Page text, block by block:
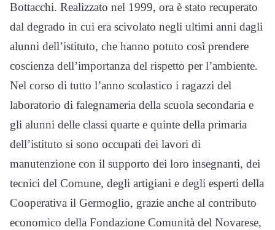
Bottacchi. Realizzato nel 1999, ora è stato recuperato
dal degrado in cui era scivolato negli ultimi anni dagli
alunni dell’istituto, che hanno potuto così prendere
coscienza dell’importanza del rispetto per l’ambiente.
Nel corso di tutto l’anno scolastico i ragazzi del
laboratorio di falegnameria della scuola secondaria e
gli alunni delle classi quarte e quinte della primaria
dell’istituto si sono occupati dei lavori di
manutenzione con il supporto dei loro insegnanti, dei
tecnici del Comune, degli artigiani e degli esperti della
Cooperativa il Germoglio, grazie anche al contributo
economico della Fondazione Comunità del Novarese,